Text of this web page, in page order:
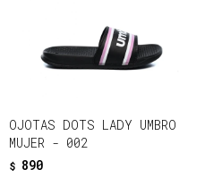
OJOTAS DOTS LADY UMBRO
MUJER - 002
$ 890